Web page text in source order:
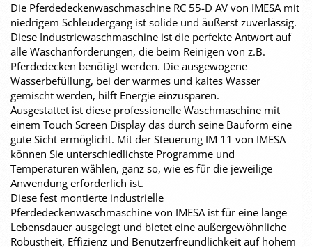
Die Pferdedeckenwaschmaschine RC 55-D AV von IMESA mit
niedrigem Schleudergang ist solide und äußerst zuverlässig.
Diese Industriewaschmaschine ist die perfekte Antwort auf
alle Waschanforderungen, die beim Reinigen von z.B.
Pferdedecken benötigt werden. Die ausgewogene
Wasserbefüllung, bei der warmes und kaltes Wasser
gemischt werden, hilft Energie einzusparen.
Ausgestattet ist diese professionelle Waschmaschine mit
einem Touch Screen Display das durch seine Bauform eine
gute Sicht ermöglicht. Mit der Steuerung IM 11 von IMESA
können Sie unterschiedlichste Programme und
Temperaturen wählen, ganz so, wie es für die jeweilige
Anwendung erforderlich ist.
Diese fest montierte industrielle
Pferdedeckenwaschmaschine von IMESA ist für eine lange
Lebensdauer ausgelegt und bietet eine außergewöhnliche
Robustheit, Effizienz und Benutzerfreundlichkeit auf hohem